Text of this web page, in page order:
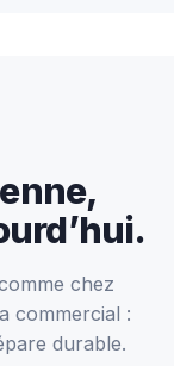
chez
commercial :
durable.